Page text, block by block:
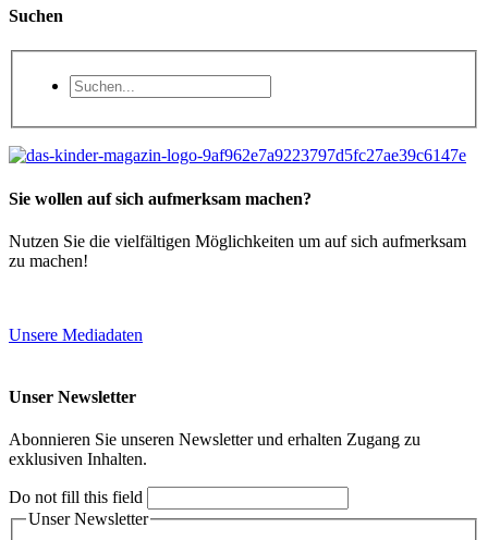
Suchen
Sie wollen auf sich aufmerksam machen?
Nutzen Sie die vielfältigen Möglichkeiten um auf sich aufmerksam
zu machen!
Unsere Mediadaten
Unser Newsletter
Abonnieren Sie unseren Newsletter und erhalten Zugang zu
exklusiven Inhalten.
Do not fill this field
Unser Newsletter